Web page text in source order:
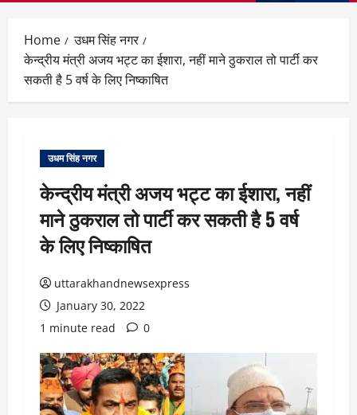
Home
उधम सिंह नगर
केन्द्रीय मंत्री अजय भट्ट का ईशारा, नहीं माने ठुकराल तो पार्टी कर
सकती है 5 वर्ष के लिए निष्काषित
उधम सिंह नगर
केन्द्रीय मंत्री अजय भट्ट का ईशारा, नहीं
माने ठुकराल तो पार्टी कर सकती है 5 वर्ष
के लिए निष्काषित
uttarakhandnewsexpress
January 30, 2022
1 minute read
0